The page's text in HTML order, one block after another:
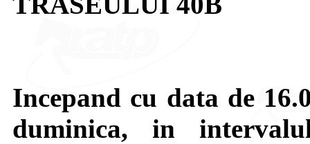
Incepand cu data de
duminica, in